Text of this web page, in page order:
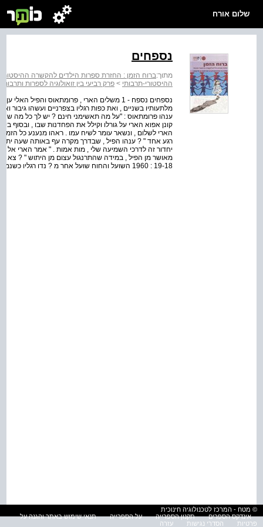
שלום אורח
נספחים
מתוך:ברוח הזמן : החזרת ספרות הילדים להקשרה
ההיסטורי-תרבותי > פרק רביעי בין זואולוגיה לספרות
נספחים נספח - 1 משלים הארי , פרומתאוס
מלתעותיו בשניים , ואת כפות רגליו בצפרניים ועשהו גיבור
ענהו פרומתאוס : "על מה תאשימני חינם ? יש לך כל מה
קונן אפוא הארי על גורלו וקילל את הפחדנות שבו , ובסוף
הארי לשלום , ונשאר עומר לשיח עמו . ראהו מנענע כל הזמן
רגע אחד " ? ענהו הפיל , שבדרך מקרה עף באותה שעה
יחדור זה לדרכי השמיעה שלי , מות אמות . " אמר הארי אל
מאושר מן הפיל , במידה שהתרנגול עצום מן היתוש " ? צא
19-18 : 1960 השועל והחוח שועל אחר מ ? נדו רגליו כשנמלט מהמלכודת ונטה לנפול . תפס בחוח...
© מטח - המרכז לטכנולוגיה חינוכית
אינדקס הספרים
תקנון הספרייה על הספרייה
תנאי שימוש באתר והגנה על
פרטיות
הסדרי נגישות עזרה